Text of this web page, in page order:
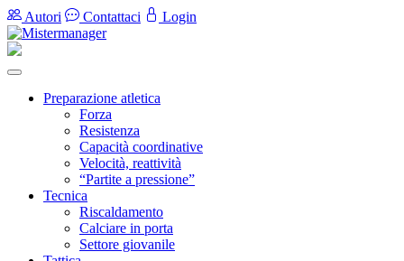
Autori Contattaci Login
Preparazione atletica
Forza
Resistenza
Capacità coordinative
Velocità, reattività
“Partite a pressione”
Tecnica
Riscaldamento
Calciare in porta
Settore giovanile